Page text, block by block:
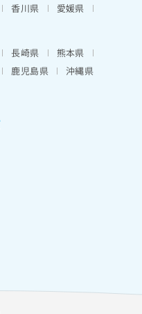
香川県
愛媛県
長崎県
熊本県
鹿児島県 沖縄県